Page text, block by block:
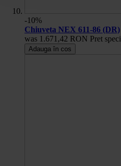
-10%
Chiuveta NEX 611-86 (DR)
was 1.671,42 RON Pret
Adauga în cos